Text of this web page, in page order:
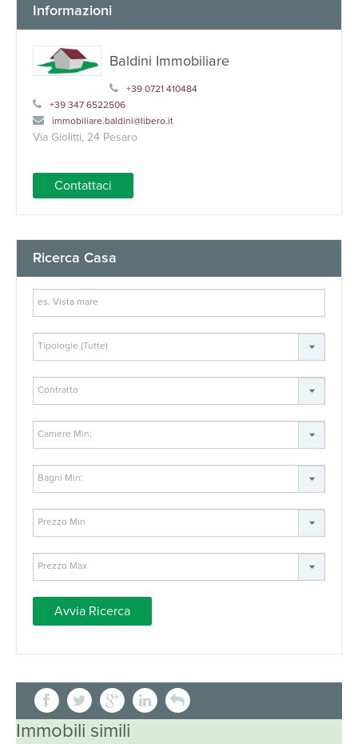
Informazioni
Baldini Immobiliare
+39 0721 410484
+39 347 6522506
immobiliare.baldini@libero.it
Via Giolitti, 24 Pesaro
Contattaci
Ricerca Casa
Immobili simili